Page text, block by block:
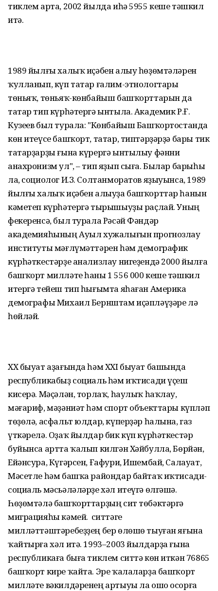
тиклем арта, 2002 йылда иһә 5955 кеше тәшкил
итә.
1989 йылғы халыҡ иҫәбен алыу һөҙөмтәләрен
ҡулланып, күп татар ғалим-этнологтары
төньяҡ, төньяҡ-көнбайыш башҡорттарын да
татар тип күрһәтергә ынтыла. Академик Р.Ғ.
Кузеев был турала: "Көнбайыш Башҡортостанда
көн итеүсе башҡорт, татар, типтәрҙәрҙә бары тик
татарҙарҙы ғына күрергә ынтылыу фәнни
анахронизм ул", – тип яҙып сыға. Былар барыһы
ла, социолог И.З. Солтанморатов яҙыуынса, 1989
йылғы халыҡ иҫәбен алыуҙа башҡорттар һанын
кәметеп күрһәтергә тырышыуҙы раҫлай. Уның
фекеренсә, был турала Рәсәй Фәндәр
академияһының Ауыл хужалығын прогнозлау
институты мәғлүмәттәрен һәм демографик
күрһәткестәрҙе анализлау нигеҙендә 2000 йылға
башҡорт милләте һаны 1 556 000 кеше тәшкил
итергә тейеш тип һығымта яһаған Америка
демографы Михаил Бернштам иҫәпләүҙәре лә
һөйләй.
XX быуат аҙағында һәм XXI быуат башында
республикабыҙ социаль һәм иҡтисади үҫеш
кисерә. Мәҫәлән, торлаҡ, һаулыҡ һаҡлау,
мәғариф, мәҙәниәт һәм спорт объекттары күпләп
төҙөлә, асфальт юлдар, күперҙәр һалына, газ
үткәрелә. Оҙаҡ йылдар бик күп күрһәткестәр
буйынса артта ҡалып килгән Хәйбулла, Бөрйән,
Ейәнсура, Күгәрсен, Ғафури, Ишембай, Салауат,
Мәсетле һәм башҡа райондар байтаҡ иҡтисади-
социаль мәсьәләләрҙе хәл итеүгә өлгәшә.
Һөҙөмтәлә башҡорттарҙың сит төбәктәргә
миграцияһы кәмей. Ә ситтәге
милләттәштәребеҙҙең бер өлөшө тыуған яғына
ҡайтырға хәл итә. 1993–2003 йылдарҙа ғына
республикаға быға тиклем ситтә көн иткән 76865
башҡорт кире ҡайта. Эре ҡалаларҙа башҡорт
милләте вәкилдәренең артыуы ла ошо осорға